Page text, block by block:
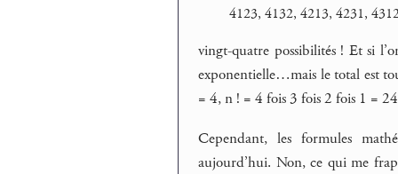
4123, 4132, 4213, 4231,
vingt-quatre possibilités ! Et si
exponentielle…mais le total est
= 4, n ! = 4 fois 3 fois 2 fois 1 =
Cependant, les formules
aujourd’hui. Non, ce qui me